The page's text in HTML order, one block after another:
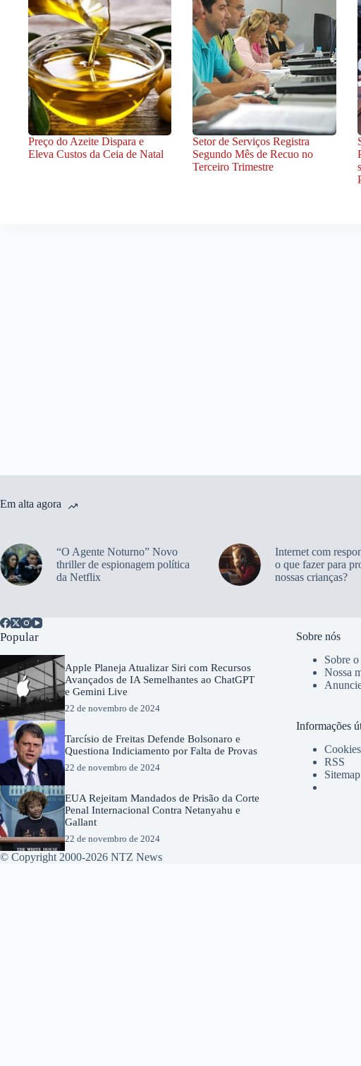
Preço do Azeite Dispara e
Eleva Custos da Ceia de Natal
Setor de Serviços Registra
Segundo Mês de Recuo no
Terceiro Trimestre
Em alta agora
“O Agente Noturno” Novo
thriller de espionagem política
da Netflix
Internet com
o que fazer para
nossas crianças?
Popular
Apple Planeja Atualizar Siri com Recursos
Avançados de IA Semelhantes ao ChatGPT
e Gemini Live
22 de novembro de 2024
Tarcísio de Freitas Defende Bolsonaro e
Questiona Indiciamento por Falta de Provas
22 de novembro de 2024
EUA Rejeitam Mandados de Prisão da Corte
Penal Internacional Contra Netanyahu e
Gallant
22 de novembro de 2024
Sobre nós
Sobre
Nossa
Informações
Cookies
RSS
Sitemap
© Copyright 2000-2026 NTZ News